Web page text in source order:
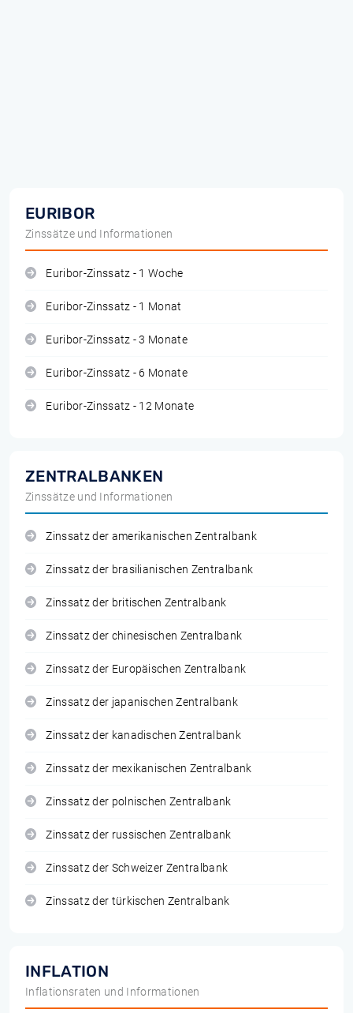
EURIBOR
Zinssätze und Informationen
Euribor-Zinssatz - 1 Woche
Euribor-Zinssatz - 1 Monat
Euribor-Zinssatz - 3 Monate
Euribor-Zinssatz - 6 Monate
Euribor-Zinssatz - 12 Monate
ZENTRALBANKEN
Zinssätze und Informationen
Zinssatz der amerikanischen Zentralbank
Zinssatz der brasilianischen Zentralbank
Zinssatz der britischen Zentralbank
Zinssatz der chinesischen Zentralbank
Zinssatz der Europäischen Zentralbank
Zinssatz der japanischen Zentralbank
Zinssatz der kanadischen Zentralbank
Zinssatz der mexikanischen Zentralbank
Zinssatz der polnischen Zentralbank
Zinssatz der russischen Zentralbank
Zinssatz der Schweizer Zentralbank
Zinssatz der türkischen Zentralbank
INFLATION
Inflationsraten und Informationen